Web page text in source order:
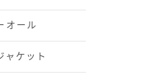
オール
ャケット